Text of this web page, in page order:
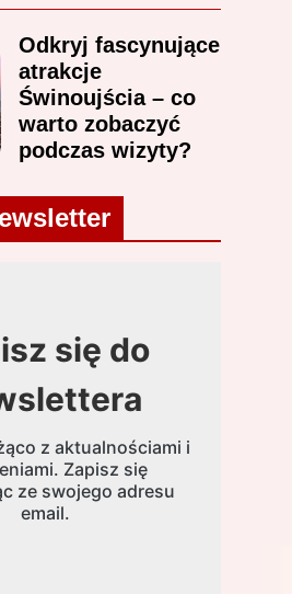
Odkryj fascynujące
atrakcje
Świnoujścia – co
warto zobaczyć
podczas wizyty?
się do
z aktualnościami i
Zapisz się
ze swojego adresu
email.